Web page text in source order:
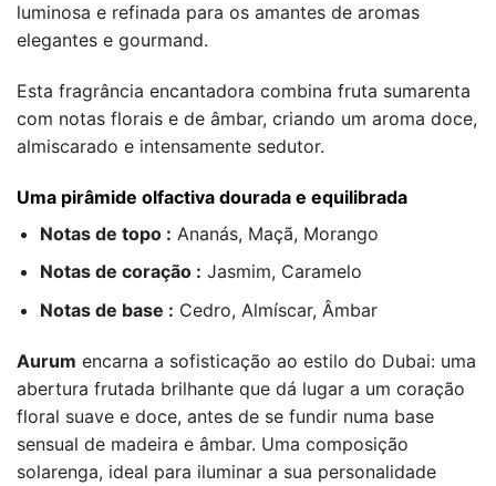
luminosa e refinada para os amantes de aromas
elegantes e gourmand.
Esta fragrância encantadora combina fruta sumarenta
com notas florais e de âmbar, criando um aroma doce,
almiscarado e intensamente sedutor.
Uma pirâmide olfactiva dourada e equilibrada
Notas de topo : Ananás, Maçã, Morango
Notas de coração : Jasmim, Caramelo
Notas de base : Cedro, Almíscar, Âmbar
Aurum encarna a sofisticação ao estilo do Dubai: uma
abertura frutada brilhante que dá lugar a um coração
floral suave e doce, antes de se fundir numa base
sensual de madeira e âmbar. Uma composição
solarenga, ideal para iluminar a sua personalidade